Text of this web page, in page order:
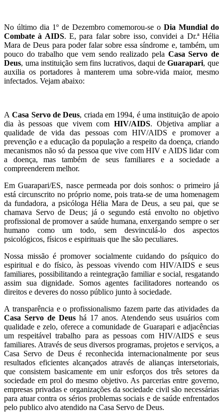
No último dia 1º de Dezembro comemorou-se oDia Mundial do
Combate à AIDS. E, para falar sobre isso, convidei a Dr.ª Hélia
Mara de Deus para poder falar sobre essa síndrome e, também, um
pouco do trabalho que vem sendo realizado pela Casa Servo de
Deus, uma instituição sem fins lucrativos, daqui deGuarapari, que
auxilia os portadores à manterem uma sobre-vida maior, mesmo
infectados. Vejam abaixo:
A Casa Servo de Deus, criada em 1994, é uma instituição de apoio
dia às pessoas que vivem com HIV/AIDS. Objetiva ampliar a
qualidade de vida das pessoas com HIV/AIDS e promover a
prevenção e a educação da população a respeito da doença, criando
mecanismos não só da pessoa que vive com HIV e AIDS lidar com
a doença, mas também de seus familiares e a sociedade a
compreenderem melhor.
Em Guarapari/ES, nasce permeada por dois sonhos: o primeiro já
está circunscrito no próprio nome, pois trata-se de uma homenagem
da fundadora, a psicóloga Hélia Mara de Deus, a seu pai, que se
chamava Servo de Deus; já o segundo está envolto no objetivo
profissional de promover a saúde humana, enxergando sempre o ser
humano como um todo, sem desvinculá-lo dos aspectos
psicológicos, físicos e espirituais que lhe são peculiares.
Nossa missão é promover socialmente cuidando do psíquico do
espiritual e do físico, às pessoas vivendo com HIV/AIDS e seus
familiares, possibilitando a reintegração familiar e social, resgatando
assim sua dignidade. Somos agentes facilitadores norteando os
direitos e deveres do nosso público junto à sociedade.
A transparência e o profissionalismo fazem parte das atividades da
Casa Servo de Deus há 17 anos. Atendendo seus usuários com
qualidade e zelo, oferece a comunidade de Guarapari e adjacências
um respeitável trabalho para as pessoas com HIV/AIDS e seus
familiares. Através de seus diversos programas, projetos e serviços, a
Casa Servo de Deus é reconhecida internacionalmente por seus
resultados eficientes alcançados através de alianças intersetoriais,
que consistem basicamente em unir esforços dos três setores da
sociedade em prol do mesmo objetivo. As parcerias entre governo,
empresas privadas e organizações da sociedade civil são necessárias
para atuar contra os sérios problemas sociais e de saúde enfrentados
pelo publico alvo atendido na Casa Servo de Deus.